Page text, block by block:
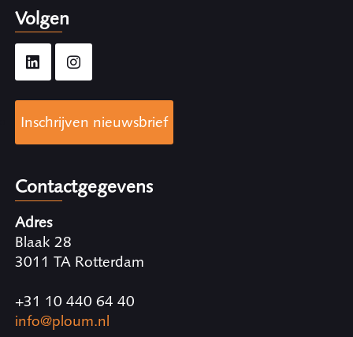
Volgen
Inschrijven nieuwsbrief
Contactgegevens
Adres
Blaak 28
3011 TA Rotterdam
+31 10 440 64 40
info@ploum.nl